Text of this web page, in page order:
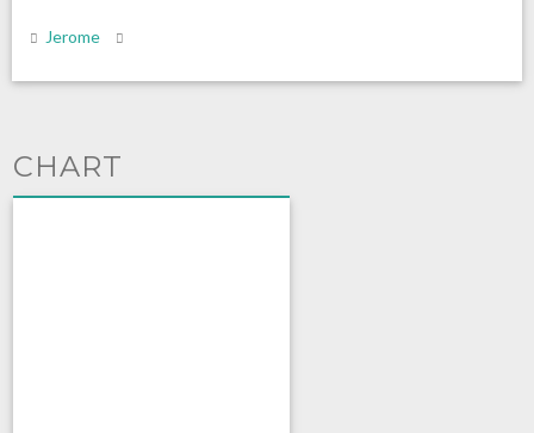
Jerome
CHART